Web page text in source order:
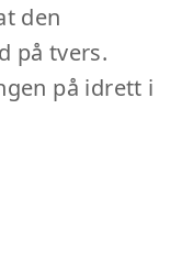
den
på tvers.
på idrett i